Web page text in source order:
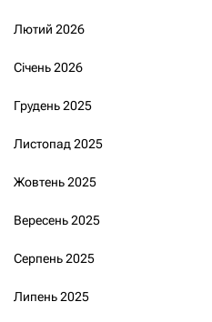
Лютий 2026
Січень 2026
Грудень 2025
Листопад 2025
Жовтень 2025
Вересень 2025
Серпень 2025
Липень 2025